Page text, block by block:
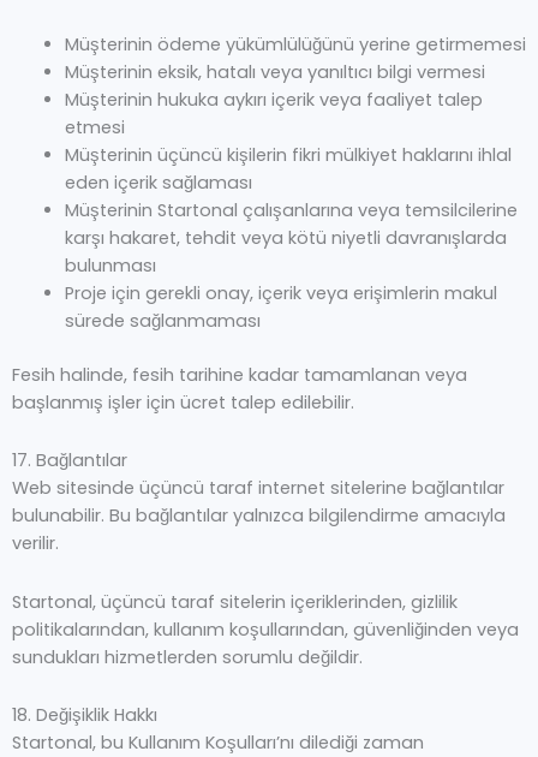
Müşterinin ödeme yükümlülüğünü yerine getirmemesi
Müşterinin eksik, hatalı veya yanıltıcı bilgi vermesi
Müşterinin hukuka aykırı içerik veya faaliyet talep
etmesi
Müşterinin üçüncü kişilerin fikri mülkiyet haklarını ihlal
eden içerik sağlaması
Müşterinin Startonal çalışanlarına veya temsilcilerine
karşı hakaret, tehdit veya kötü niyetli davranışlarda
bulunması
Proje için gerekli onay, içerik veya erişimlerin makul
sürede sağlanmaması
Fesih halinde, fesih tarihine kadar tamamlanan veya
başlanmış işler için ücret talep edilebilir.
17. Bağlantılar
Web sitesinde üçüncü taraf internet sitelerine bağlantılar
bulunabilir. Bu bağlantılar yalnızca bilgilendirme amacıyla
verilir.
Startonal, üçüncü taraf sitelerin içeriklerinden, gizlilik
politikalarından, kullanım koşullarından, güvenliğinden veya
sundukları hizmetlerden sorumlu değildir.
18. Değişiklik Hakkı
Startonal, bu Kullanım Koşulları’nı dilediği zaman